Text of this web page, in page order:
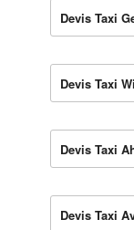
Devis Taxi
Devis Taxi
Devis Taxi
Devis Taxi